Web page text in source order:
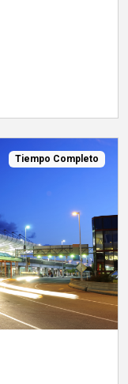
Tiempo Completo